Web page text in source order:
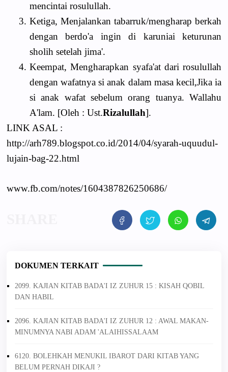
mencintai rosulullah.
3. Ketiga, Menjalankan tabarruk/mengharap berkah
dengan berdo'a ingin di karuniai keturunan
sholih setelah jima'.
4. Keempat, Mengharapkan syafa'at dari rosulullah
dengan wafatnya si anak dalam masa kecil,Jika ia
si anak wafat sebelum orang tuanya. Wallahu
A'lam. [Oleh : Ust.Rizalullah].
LINK ASAL :
http://arh789.blogspot.co.id/2014/04/syarah-uquudul-
lujain-bag-22.html
www.fb.com/notes/1604387826250686/
DOKUMEN TERKAIT
2099. KAJIAN KITAB BADA'I IZ ZUHUR 15 : KISAH QOBIL
DAN HABIL
2096. KAJIAN KITAB BADA'I IZ ZUHUR 12 : AWAL MAKAN-
MINUMNYA NABI ADAM 'ALAIHISSALAAM
6120. BOLEHKAH MENUKIL IBAROT DARI KITAB YANG
BELUM PERNAH DIKAJI ?